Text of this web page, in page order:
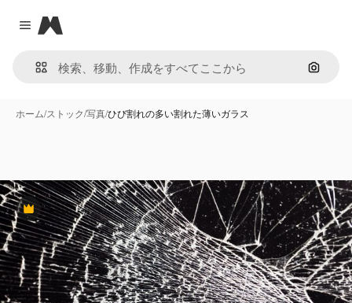
Close menu
Magnific
画像で
ホーム/ストック/写真/ひび割れの多い割れた薄いガラス
Premium